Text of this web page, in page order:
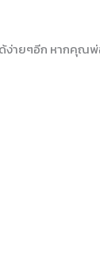
ด้ง่ายๆอีก หากคุ